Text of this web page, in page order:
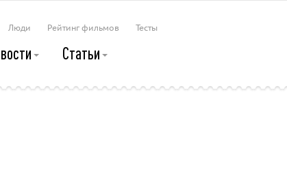
Люди Рейтинг фильмов Тесты
Статьи